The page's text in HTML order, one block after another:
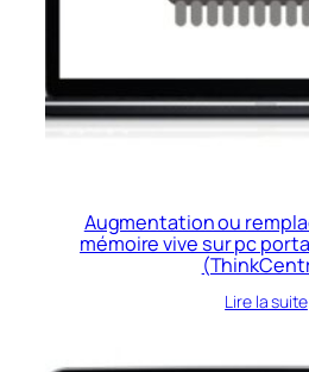
Augmentation ou
mémoire vive sur pc
Lire la suite